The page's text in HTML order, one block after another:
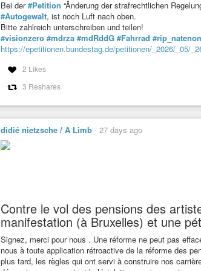
Bei der#Petition “Änderung der strafrechtlichen
#Autogewalt, ist noch Luft nach oben.
Bitte zahlreich unterschreiben und teilen!
#visionzero #mdrza #mdRddG #Fahrrad
https://epetitionen.bundestag.de/petitionen/_2026/_05/
2 Likes
3 Reshares
didié nietzsche / A Limb - 27 days ago
Contre le vol des pensions des
manifestation (à Bruxelles) et une
Signez, merci pour nous . Une réforme ne peut pas
nous à toute application rétroactive de la réforme des
plus tard, les règles qui ont servi à construire nos